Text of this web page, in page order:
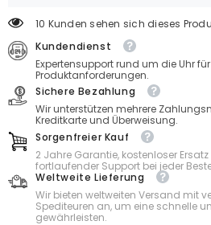
10 Kunden sehen sich dieses
Kundendienst
Expertensupport rund um die Uhr
Produktanforderungen.
Sichere Bezahlung
Wir unterstützen mehrere
Kreditkarte und Überweisung.
Sorgenfreier Kauf
2 Jahre Garantie, kostenloser
fortlaufender Support bei jeder
Weltweite Lieferung
Wir bieten weltweiten Versand mit
Spediteuren an, um eine schnelle
gewährleisten.